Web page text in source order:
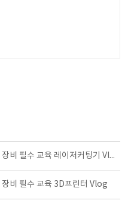
충북콘텐츠코리아랩 장비 필수 교육 레이저커팅기 Vlog
비 필수 교육 3D프린터 Vlog